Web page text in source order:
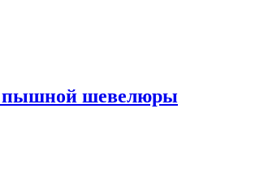
пышной шевелюры